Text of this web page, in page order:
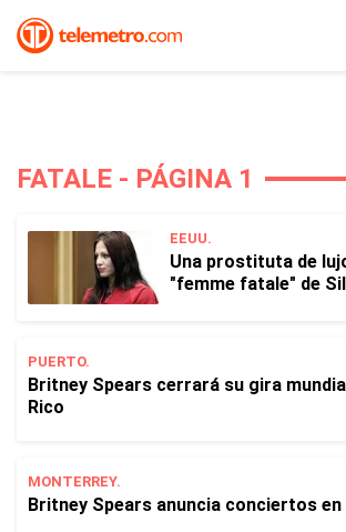
FATALE - PÁGINA 1
EEUU.
Una prostituta de
"femme fatale" de
PUERTO.
Britney Spears cerrará su gira
Rico
MONTERREY.
Britney Spears anuncia conciertos en